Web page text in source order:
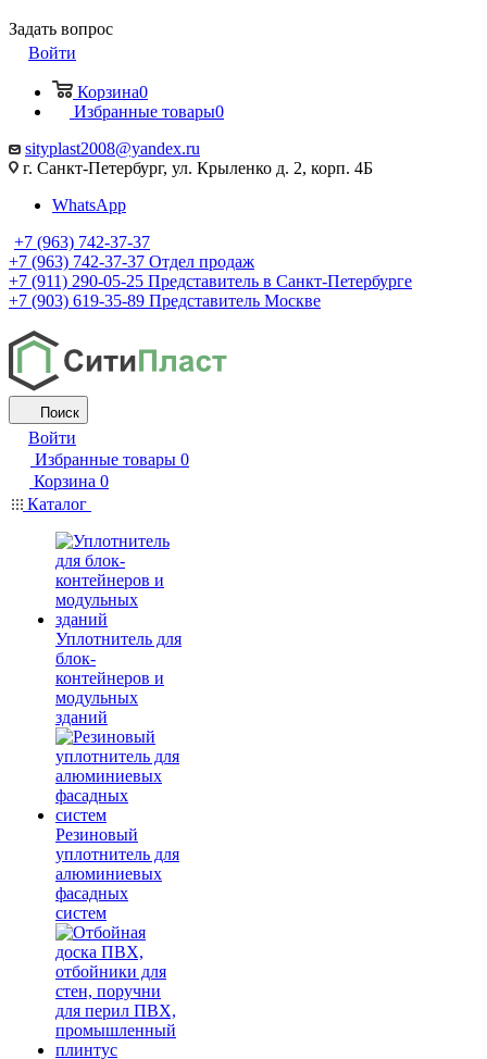
Задать вопрос
Войти
Корзина0
Избранные товары0
sityplast2008@yandex.ru
г. Санкт-Петербург, ул. Крыленко д. 2, корп. 4Б
WhatsApp
+7 (963) 742-37-37
+7 (963) 742-37-37 Отдел продаж
+7 (911) 290-05-25 Представитель в Санкт-Петербурге
+7 (903) 619-35-89 Представитель Москве
Поиск
Войти
Избранные товары 0
Корзина 0
Каталог
Уплотнитель для
блок-
контейнеров и
модульных
зданий
Резиновый
уплотнитель для
алюминиевых
фасадных
систем